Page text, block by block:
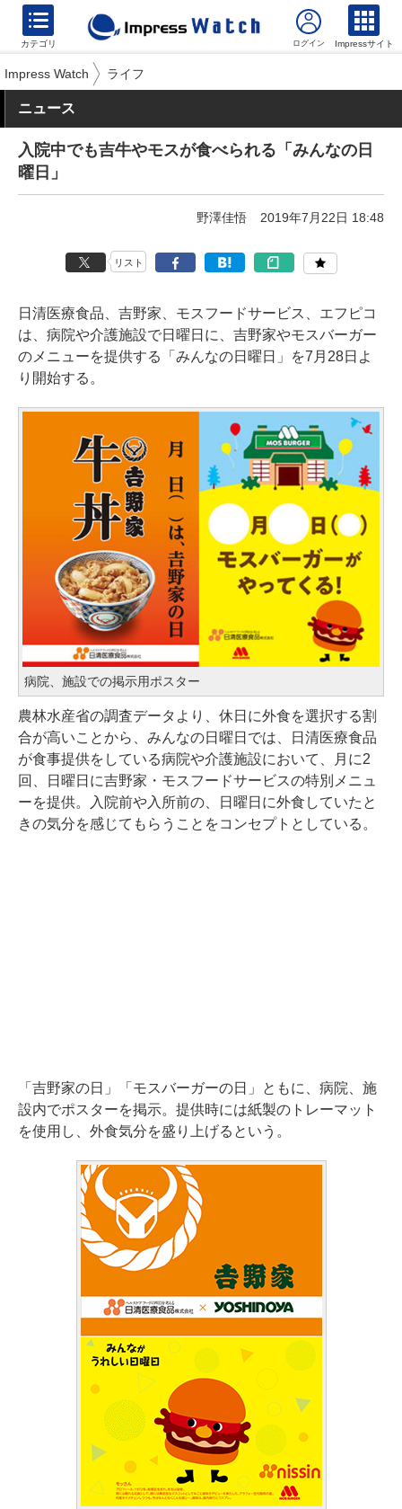
カテゴリ Impressサイト
Impress Watch ライフ
ニュース
入院中でも吉牛やモスが食べられる「みんなの日
曜日」
野澤佳悟 2019年7月22日 18:48
リスト
日清医療食品、吉野家、モスフードサービス、エフピコ
は、病院や介護施設で日曜日に、吉野家やモスバーガー
のメニューを提供する「みんなの日曜日」を7月28日よ
り開始する。
病院、施設での掲示用ポスター
農林水産省の調査データより、休日に外食を選択する割
合が高いことから、みんなの日曜日では、日清医療食品
が食事提供をしている病院や介護施設において、月に2
回、日曜日に吉野家・モスフードサービスの特別メニュ
ーを提供。入院前や入所前の、日曜日に外食していたと
きの気分を感じてもらうことをコンセプトとしている。
「吉野家の日」「モスバーガーの日」ともに、病院、施
設内でポスターを掲示。提供時には紙製のトレーマット
を使用し、外食気分を盛り上げるという。